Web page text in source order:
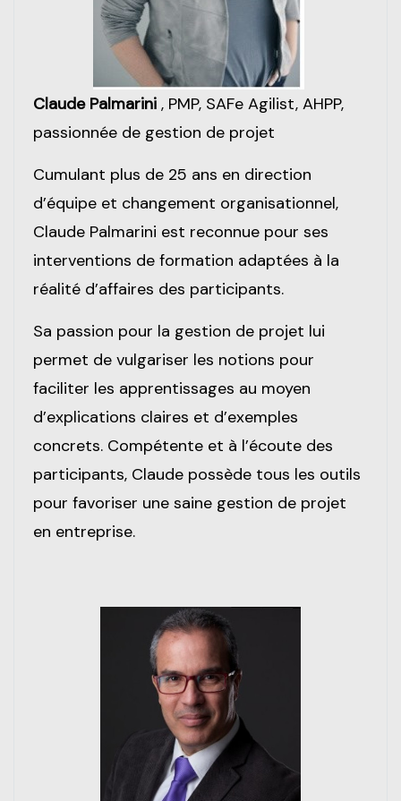
Claude Palmarini , PMP, SAFe Agilist, AHPP,
passionnée de gestion de projet
Cumulant plus de 25 ans en direction
d’équipe et changement organisationnel,
Claude Palmarini est reconnue pour ses
interventions de formation adaptées à la
réalité d’affaires des participants.
Sa passion pour la gestion de projet lui
permet de vulgariser les notions pour
faciliter les apprentissages au moyen
d’explications claires et d’exemples
concrets. Compétente et à l’écoute des
participants, Claude possède tous les outils
pour favoriser une saine gestion de projet
en entreprise.